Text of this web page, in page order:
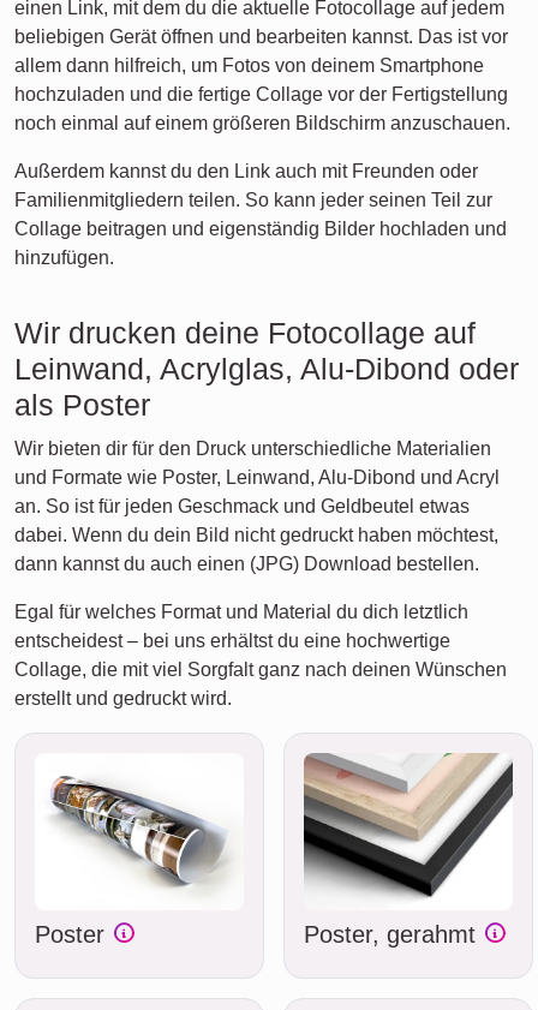
einen Link, mit dem du die aktuelle Fotocollage auf jedem
beliebigen Gerät öffnen und bearbeiten kannst. Das ist vor
allem dann hilfreich, um Fotos von deinem Smartphone
hochzuladen und die fertige Collage vor der Fertigstellung
noch einmal auf einem größeren Bildschirm anzuschauen.
Außerdem kannst du den Link auch mit Freunden oder
Familienmitgliedern teilen. So kann jeder seinen Teil zur
Collage beitragen und eigenständig Bilder hochladen und
hinzufügen.
Wir drucken deine Fotocollage auf
Leinwand, Acrylglas, Alu-Dibond oder
als Poster
Wir bieten dir für den Druck unterschiedliche Materialien
und Formate wie Poster, Leinwand, Alu-Dibond und Acryl
an. So ist für jeden Geschmack und Geldbeutel etwas
dabei. Wenn du dein Bild nicht gedruckt haben möchtest,
dann kannst du auch einen (JPG) Download bestellen.
Egal für welches Format und Material du dich letztlich
entscheidest – bei uns erhältst du eine hochwertige
Collage, die mit viel Sorgfalt ganz nach deinen Wünschen
erstellt und gedruckt wird.
Poster Poster, gerahmt